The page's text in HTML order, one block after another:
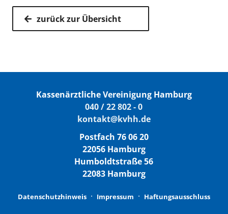
zurück zur Übersicht
Kassenärztliche Vereinigung Hamburg
040 / 22 802 - 0
kontakt@kvhh.de
Postfach 76 06 20
22056 Hamburg
Humboldtstraße 56
22083 Hamburg
Datenschutzhinweis Impressum Haftungsausschluss